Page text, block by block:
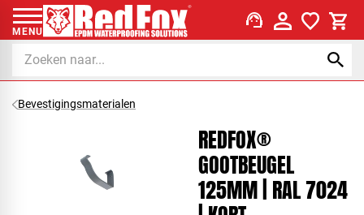
MENU support_agent
Bevestigingsmaterialen
REDFOX®
GOOTBEUGEL
125MM | RAL 7024